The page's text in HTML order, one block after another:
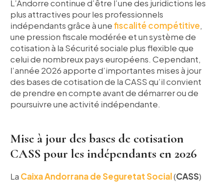
L’Andorre continue d’être l’une des juridictions les
plus attractives pour les professionnels
indépendants grâce à unefiscalité compétitive,
une pression fiscale modérée et un système de
cotisation à la Sécurité sociale plus flexible que
celui de nombreux pays européens. Cependant,
l’année 2026 apporte d’importantes mises à jour
des bases de cotisation de la CASS qu’il convient
de prendre en compte avant de démarrer ou de
poursuivre une activité indépendante.
Mise à jour des bases de cotisation
CASS pour les indépendants en 2026
La Caixa Andorrana de Seguretat Social(CASS)